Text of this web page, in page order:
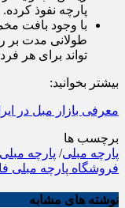
پارچه نفوذ کرده.
با وجود بافت
طولانی مدت بر
تواند برای هر
بیشتر بخوانید:
معرفی بازار مبل در
برچسب ها
پارچه مبلی/ پارچه
فروشگاه پارچه مبلی
نوشته های مشابه